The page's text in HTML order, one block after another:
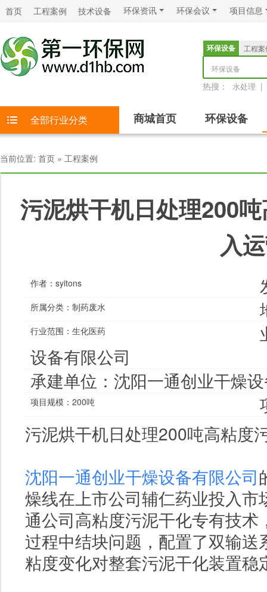
首页 工程案例 技术设备 环保资讯 环保会议 项目信息
环保设备
工程案
环保设备
热搜： 水处理 |
全部行业分类 商城首页 环保设备
当前位置: 首页 » 工程案例
污泥烘干机日处理200
入
作者： syitons
所属分类： 制药废水
行业范围： 生化医药
设备有限公司
承建单位： 沈阳一通创业干燥
项目规模：200吨
污泥烘干机日处理200吨高粘度
沈阳一通创业干燥设备有限公司
燥线在上市公司辅仁药业投入
通公司高粘度污泥干化专有技
过程中结块问题，配置了双输
粘度变化对整套污泥干化装置稳